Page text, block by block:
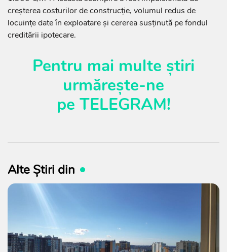
creșterea costurilor de construcție, volumul redus de
locuințe date în exploatare și cererea susținută pe fondul
creditării ipotecare.
Pentru mai multe știri
urmărește-ne
pe TELEGRAM!
Alte Știri din